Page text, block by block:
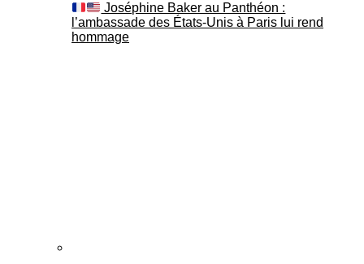
Joséphine Baker au Panthéon :
l’ambassade des États-Unis à Paris lui rend
hommage